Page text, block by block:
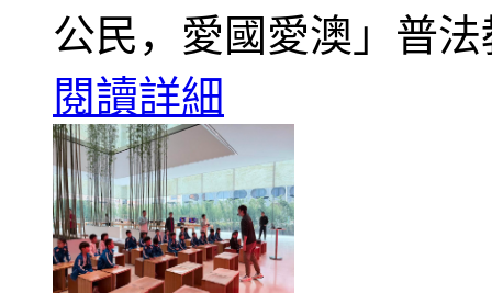
公民，愛國愛澳」普
閱讀詳細